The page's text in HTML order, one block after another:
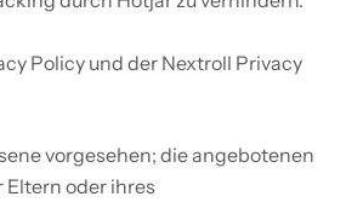
Policy und der Nextroll Privacy
vorgesehen; die angebotenen
oder ihres